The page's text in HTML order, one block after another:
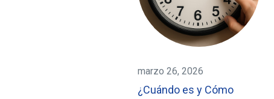
marzo 26, 2026
¿Cuándo es y Cómo